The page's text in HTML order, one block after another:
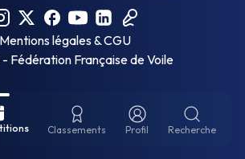
Classements Profil Recherche
Mentions légales & CGU
- Fédération Française de Voile